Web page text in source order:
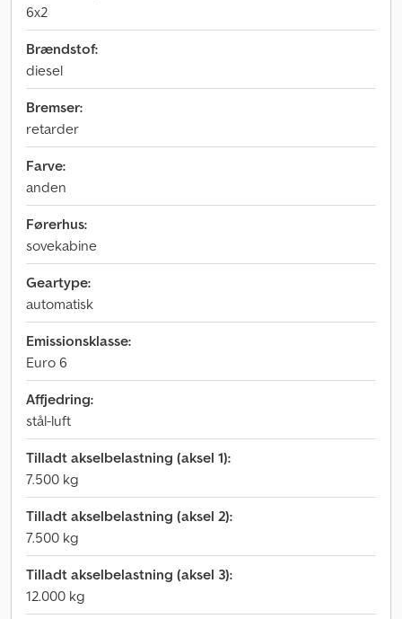
6x2
Brændstof:
diesel
Bremser:
retarder
Farve:
anden
Førerhus:
sovekabine
Geartype:
automatisk
Emissionsklasse:
Euro 6
Affjedring:
stål-luft
Tilladt akselbelastning (aksel 1):
7.500 kg
Tilladt akselbelastning (aksel 2):
7.500 kg
Tilladt akselbelastning (aksel 3):
12.000 kg